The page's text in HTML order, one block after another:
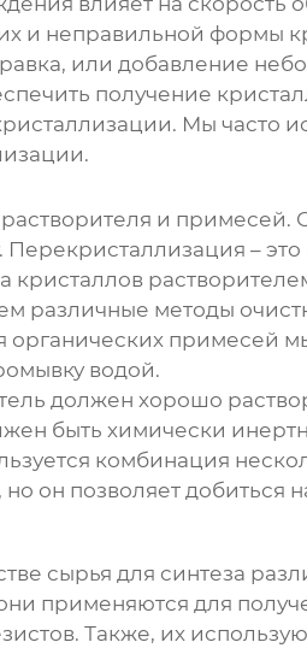
и неправильной формы
или добавление
получение
Мы часто
и примесей.
– это
кристаллов
различные методы
примесей
водой.
должен хорошо
быть химически
комбинация
он позволяет добиться
сырья для синтеза
применяются для
Также, их